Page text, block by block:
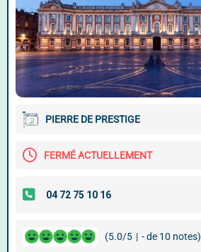
PIERRE DE PRESTIGE
FERMÉ ACTUELLEMENT
(5.0/5 | - de 10 notes)